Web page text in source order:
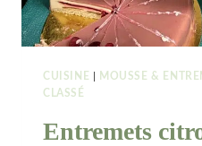
CUISINE MOUSSE &
CLASSÉ
Entremets